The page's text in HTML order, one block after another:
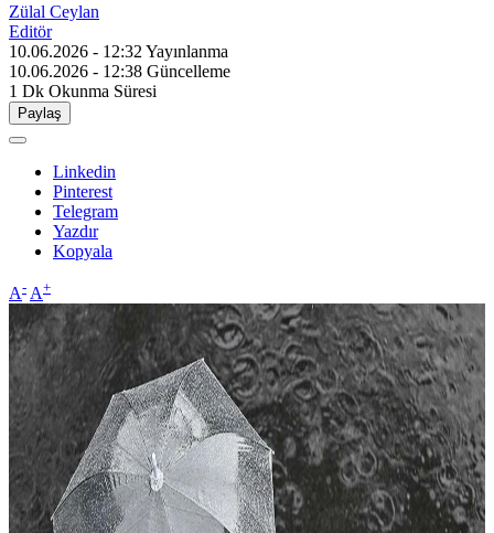
Zülal Ceylan
Editör
10.06.2026 - 12:32 Yayınlanma
10.06.2026 - 12:38 Güncelleme
1 Dk Okunma Süresi
Paylaş
Linkedin
Pinterest
Telegram
Yazdır
Kopyala
A- A+